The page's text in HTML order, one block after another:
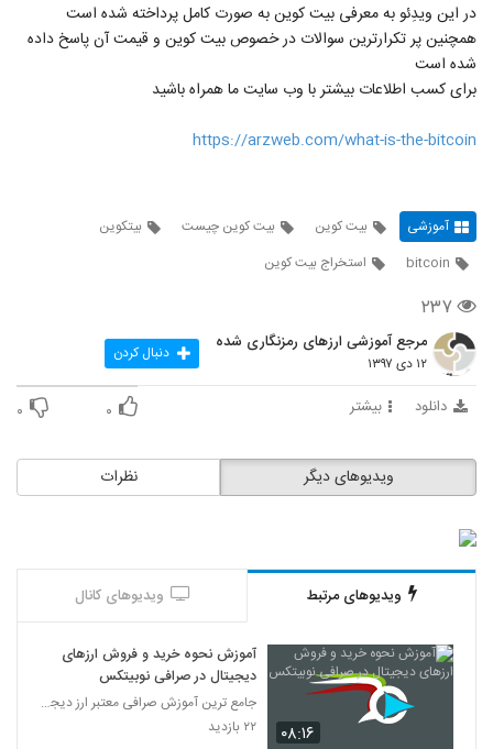
در این ویدِئو به معرفی بیت کوین به صورت کامل پرداخته شده است
همچنین پر تکرارترین سوالات در خصوص بیت کوین و قیمت آن پاسخ داده
شده است
برای کسب اطلاعات بیشتر با وب سایت ما همراه باشید
https://arzweb.com/what-is-the-bitcoin
آموزشی بیت کوین بیت کوین چیست
بیتکوین
bitcoin
استخراج بیت کوین
۲۳۷
مرجع آموزشی ارزهای رمزنگاری شده
۱۲ دی ۱۳۹۷ دنبال کردن
دانلود بیشتر ۰ ۰
نظرات ویدیوهای دیگر
ویدیوهای مرتبط ویدیوهای کانال
۰۸:۱۶
آموزش نحوه خرید و فروش ارزهای
دیجیتال در صرافی نوبیتکس
جامع ترین آموزش صرافی معتبر ارز دیجیتال نوبیتکس
۲۲ بازدید